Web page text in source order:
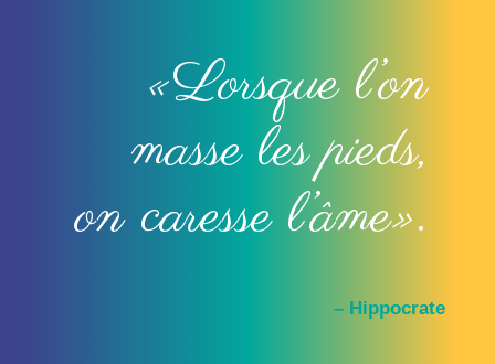
«Lorsque l’on
masse les pieds,
on caresse l’âme».
– Hippocrate